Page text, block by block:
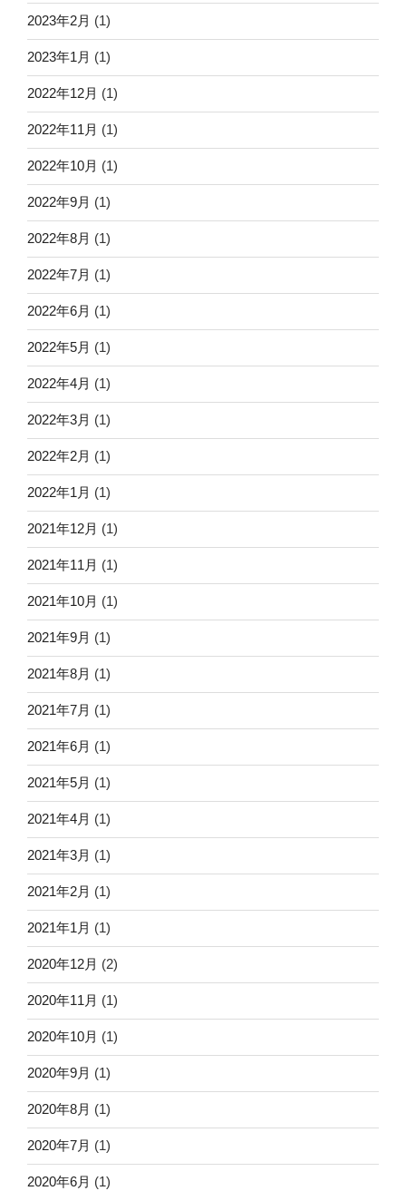
2023年2月 (1)
2023年1月 (1)
2022年12月 (1)
2022年11月 (1)
2022年10月 (1)
2022年9月 (1)
2022年8月 (1)
2022年7月 (1)
2022年6月 (1)
2022年5月 (1)
2022年4月 (1)
2022年3月 (1)
2022年2月 (1)
2022年1月 (1)
2021年12月 (1)
2021年11月 (1)
2021年10月 (1)
2021年9月 (1)
2021年8月 (1)
2021年7月 (1)
2021年6月 (1)
2021年5月 (1)
2021年4月 (1)
2021年3月 (1)
2021年2月 (1)
2021年1月 (1)
2020年12月 (2)
2020年11月 (1)
2020年10月 (1)
2020年9月 (1)
2020年8月 (1)
2020年7月 (1)
2020年6月 (1)